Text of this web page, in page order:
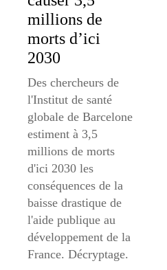
millions de
morts d’ici
2030
Des chercheurs de
l'Institut de santé
globale de Barcelone
estiment à 3,5
millions de morts
d'ici 2030 les
conséquences de la
baisse drastique de
l'aide publique au
développement de la
France. Décryptage.